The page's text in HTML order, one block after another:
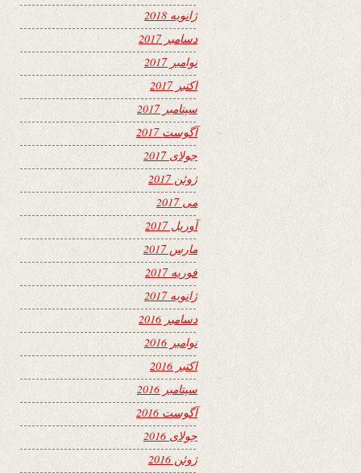
ژانویه 2018
دسامبر 2017
نوامبر 2017
اکتبر 2017
سپتامبر 2017
آگوست 2017
جولای 2017
ژوئن 2017
می 2017
آوریل 2017
مارس 2017
فوریه 2017
ژانویه 2017
دسامبر 2016
نوامبر 2016
اکتبر 2016
سپتامبر 2016
آگوست 2016
جولای 2016
ژوئن 2016